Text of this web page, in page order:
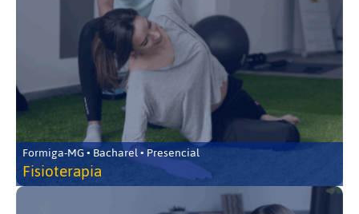
Formiga-MG • Bacharel • Presencial
Fisioterapia